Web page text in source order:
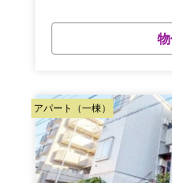
アパート（一棟）